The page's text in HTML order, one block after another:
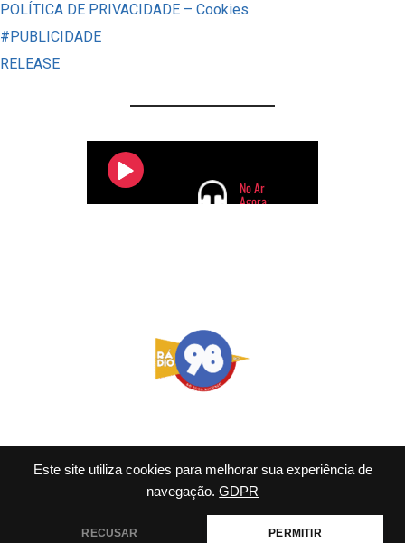
Este site utiliza cookies para melhorar sua experiência de
navegação. GDPR
RECUSAR PERMITIR
PALPITES
POLÍTICA DE PRIVACIDADE – Cookies
#PUBLICIDADE
RELEASE
WordPress por
Kadence WP